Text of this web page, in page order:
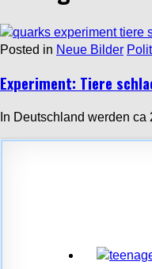
Posted in Neue Bilder
Experiment: Tiere
In Deutschland werden